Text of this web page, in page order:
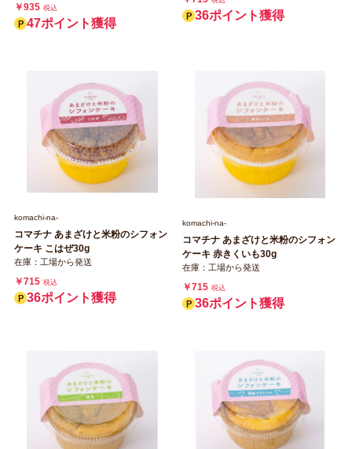
￥935 税込
47ポイント獲得
36ポイント獲得
komachi‐na‐
コマチナ あまざけと米粉のシフォン
ケーキ こはぜ30g
在庫：工場から発送
￥715 税込
36ポイント獲得
komachi‐na‐
コマチナ あまざけと米粉のシフォン
ケーキ 赤きくいも30g
在庫：工場から発送
￥715 税込
36ポイント獲得